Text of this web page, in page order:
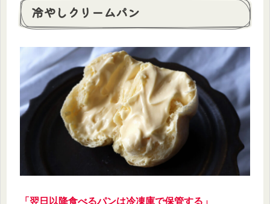
冷やしクリームパン
「翌日以降食べるパンは冷凍庫で保管する」